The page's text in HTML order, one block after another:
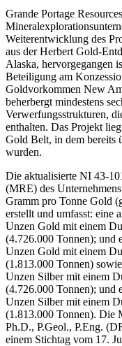
Grande Portage
Weiterentwicklung des
aus der Herbert Gold-
Alaska, hervorgegangen
Beteiligung am
Goldvorkommen New
beherbergt mindestens
Verwerfungsstrukturen,
enthalten. Das Projekt
Gold Belt, in dem bereits
wurden.
Die aktualisierte NI 43-
(MRE) des
Gramm pro Tonne Gold
erstellt und umfasst: eine
Unzen Gold mit einem
(4.726.000 Tonnen); und
Unzen Gold mit einem
(1.813.000 Tonnen)
Unzen Silber mit einem
(4.726.000 Tonnen); und
Unzen Silber mit einem
(1.813.000 Tonnen). Die
Ph.D., P.Geol., P.Eng.
einem Stichtag vom 17.